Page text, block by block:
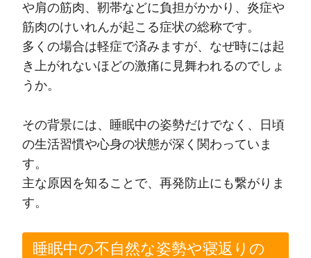
や肩の筋肉、靭帯などに負担がかかり、炎症や
筋肉のけいれんが起こる症状の総称です。
多くの場合は軽症で済みますが、なぜ時には起
き上がれないほどの激痛に見舞われるのでしょ
うか。
その背景には、睡眠中の姿勢だけでなく、日頃
の生活習慣や心身の状態が深く関わっていま
す。
主な原因を知ることで、再発防止にも繋がりま
す。
睡眠中の不自然な姿勢や寝返りの